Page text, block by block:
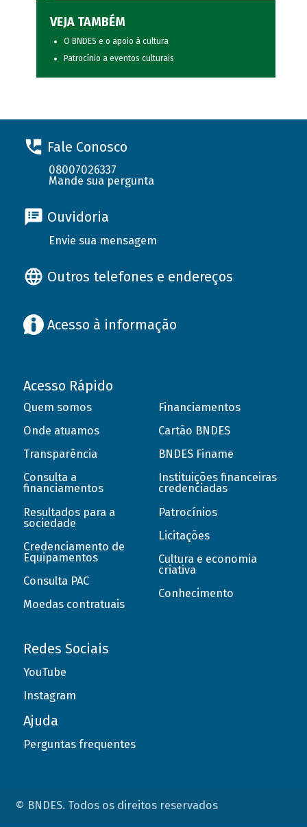
VEJA TAMBÉM
O BNDES e o apoio à cultura
Patrocínio a eventos culturais
Fale Conosco
08007026337
Mande sua pergunta
Ouvidoria
Envie sua mensagem
Outros telefones e endereços
Acesso à informação
Acesso Rápido
Quem somos
Onde atuamos
Transparência
Consulta a
financiamentos
Resultados para a
sociedade
Credenciamento de
Equipamentos
Consulta PAC
Moedas contratuais
Financiamentos
Cartão BNDES
BNDES Finame
Instituições financeiras
credenciadas
Patrocínios
Licitações
Cultura e economia
criativa
Conhecimento
Redes Sociais
YouTube
Instagram
Ajuda
Perguntas frequentes
© BNDES. Todos os direitos reservados